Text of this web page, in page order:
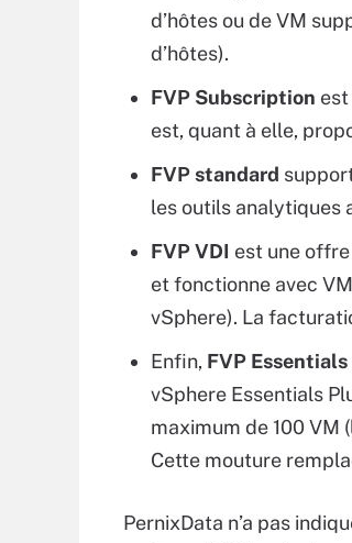
d’hôtes ou de VM
d’hôtes).
FVP Subscription est
est, quant à elle,
FVP standard
les outils analytiques
FVP VDI est une
et fonctionne avec
vSphere). La
Enfin, FVP
vSphere Essentials
maximum de 100 VM
Cette mouture
PernixData n’a pas